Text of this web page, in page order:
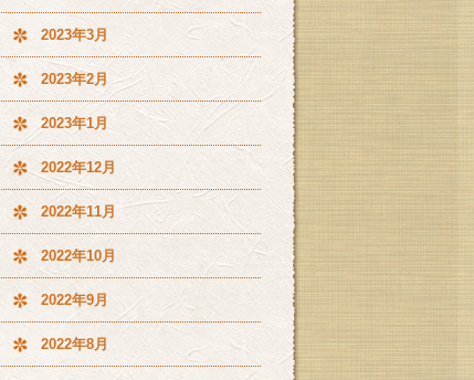
2023年3月
2023年2月
2023年1月
2022年12月
2022年11月
2022年10月
2022年9月
2022年8月